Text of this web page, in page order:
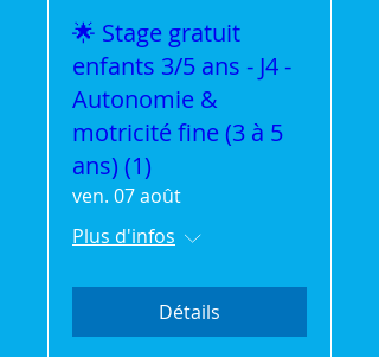
🌟 Stage gratuit
enfants 3/5 ans - J4 -
Autonomie &
motricité fine (3 à 5
ans) (1)
ven. 07 août
Plus d'infos
Détails